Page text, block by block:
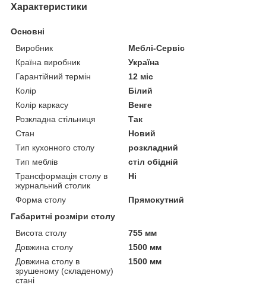
Характеристики
Основні
Виробник
Меблі-Сервіс
Країна виробник
Україна
Гарантійний термін
12 міс
Колір
Білий
Колір каркасу
Венге
Розкладна стільниця
Так
Стан
Новий
Тип кухонного столу
розкладний
Тип меблів
стіл обідній
Трансформація столу в
журнальний столик
Ні
Форма столу
Прямокутний
Габаритні розміри столу
Висота столу
755 мм
Довжина столу
1500 мм
Довжина столу в
зрушеному (складеному)
стані
1500 мм